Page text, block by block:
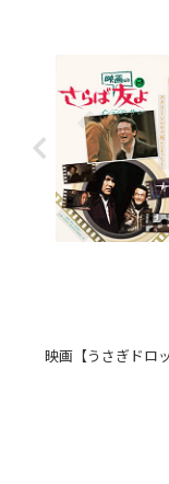
映画【うさぎドロ